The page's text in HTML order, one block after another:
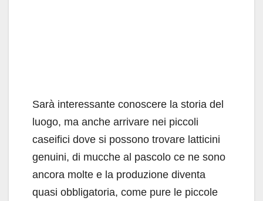
Sarà interessante conoscere la storia del
luogo, ma anche arrivare nei piccoli
caseifici dove si possono trovare latticini
genuini, di mucche al pascolo ce ne sono
ancora molte e la produzione diventa
quasi obbligatoria, come pure le piccole